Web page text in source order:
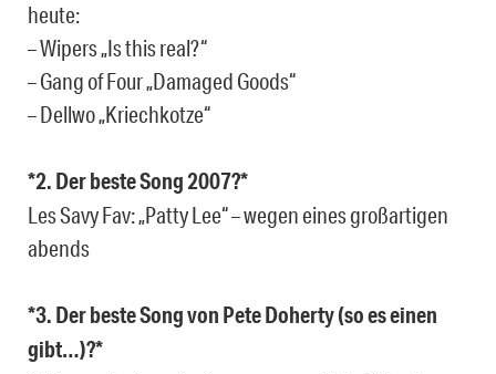
heute:
– Wipers „Is this real?“
– Gang of Four „Damaged Goods“
– Dellwo „Kriechkotze“
*2. Der beste Song 2007?*
Les Savy Fav: „Patty Lee“ – wegen eines großartigen
abends
*3. Der beste Song von Pete Doherty (so es einen
gibt…)?*